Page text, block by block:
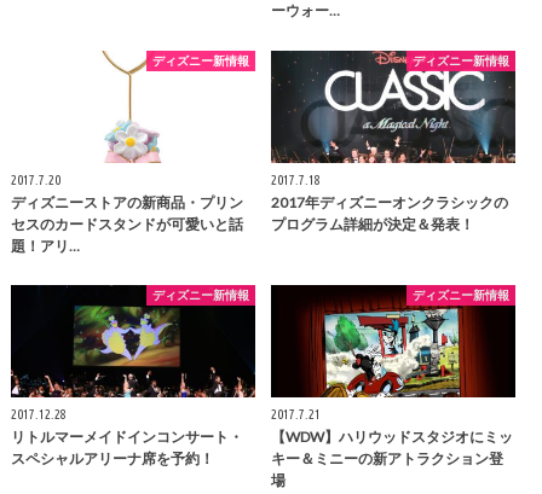
ーウォー…
ディズニー新情報
2017.7.20
ディズニーストアの新商品・プリン
セスのカードスタンドが可愛いと話
題！アリ…
ディズニー新情報
2017.7.18
2017年ディズニーオンクラシックの
プログラム詳細が決定＆発表！
ディズニー新情報
2017.12.28
リトルマーメイドインコンサート・
スペシャルアリーナ席を予約！
ディズニー新情報
2017.7.21
【WDW】ハリウッドスタジオにミッ
キー＆ミニーの新アトラクション登
場